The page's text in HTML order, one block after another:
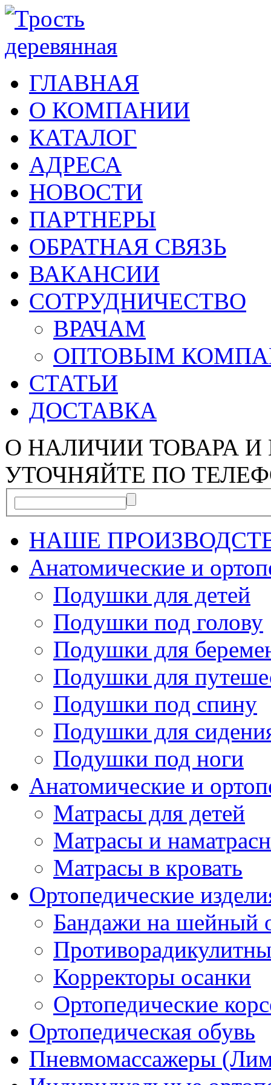
ГЛАВНАЯ
О КОМПАНИИ
КАТАЛОГ
АДРЕСА
НОВОСТИ
ПАРТНЕРЫ
ОБРАТНАЯ СВЯЗЬ
ВАКАНСИИ
СОТРУДНИЧЕСТВО
ВРАЧАМ
ОПТОВЫМ
СТАТЬИ
ДОСТАВКА
О НАЛИЧИИ ТОВАРА
УТОЧНЯЙТЕ ПО
НАШЕ
Анатомические и
Подушки для детей
Подушки под голову
Подушки для
Подушки для
Подушки под спину
Подушки для
Подушки под ноги
Анатомические и
Матрасы для детей
Матрасы и
Матрасы в кровать
Ортопедические
Бандажи на шейный
Корректоры осанки
Ортопедические
Ортопедическая обувь
Пневмомассажеры